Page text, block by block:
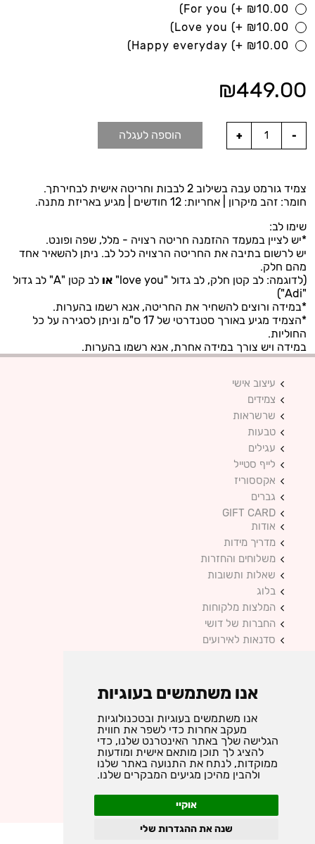
אנו משתמשים בעוגיות
אנו משתמשים בעוגיות ובטכנולוגיות
מעקב אחרות כדי לשפר את חווית
הגלישה שלך באתר האינטרנט שלנו, כדי
להציג לך תוכן מותאם אישית ומודעות
ממוקדות, לנתח את התנועה באתר שלנו
ולהבין מהיכן מגיעים המבקרים שלנו.
אוקיי
שנה את ההגדרות שלי
For you (+ ₪10.00)
Love you (+ ₪10.00)
Happy everyday (+ ₪10.00)
₪449.00
הוספה לעגלה
צמיד גורמט עבה בשילוב 2 לבבות וחריטה אישית לבחירתך.
חומר: זהב מיקרון | אחריות: 12 חודשים | מגיע באריזת מתנה.
שימו לב:
*יש לציין במעמד ההזמנה חריטה רצויה - מלל, שפה ופונט.
יש לרשום בתיבה את החריטה הרצויה לכל לב. ניתן להשאיר אחד
מהם חלק.
(לדוגמה: לב קטן חלק, לב גדול "love you"
או
לב קטן "A" לב גדול
"Adi")
*במידה ורוצים להשחיר את החריטה, אנא רשמו בהערות.
*הצמיד מגיע באורך סטנדרטי של 17 ס"מ וניתן לסגירה על כל
החוליות.
במידה ויש צורך במידה אחרת, אנא רשמו בהערות.
עיצוב אישי
צמידים
שרשראות
טבעות
עגילים
לייף סטייל
אקססוריז
גברים
GIFT CARD
אודות
מדריך מידות
משלוחים והחזרות
שאלות ותשובות
בלוג
המלצות מלקוחות
החברות של דושי
סדנאות לאירועים
אקססוריז ותכשיטים בעיצוב אישי
כל הזכויות שמורות © 2025 DUSHI